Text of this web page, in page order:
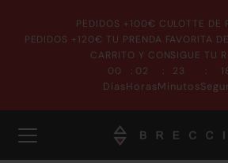
PEDIDOS +100€ CULOTTE DE
PEDIDOS +120€ TU PRENDA FAVORITA
CARRITO Y CONSIGUE TU
00
Días
: 02
Horas
: 23
Minutos
: